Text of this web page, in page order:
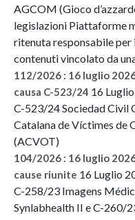
AGCOM (Gioco
legislazioni Piattaforme
ritenuta responsabile per
contenuti vincolato da
112/2026 : 16 luglio
causa C-523/24 16
C-523/24 Sociedad Civil
Catalana de Víctimes de
(ACVOT)
104/2026 : 16 luglio
cause riunite 16 Luglio
C-258/23 Imagens
Synlabhealth II e C-260/